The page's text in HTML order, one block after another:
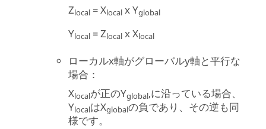
Zlocal = Xlocal x Yglobal
Ylocal = Zlocal x Xlocal
ローカルx軸がグローバルy軸と平行な
場合：
Xlocalが正のYglobal,に沿っている場合、
YlocalはXglobalの負であり、その逆も同
様です。